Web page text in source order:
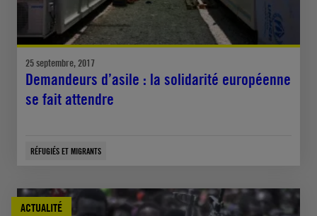
25 septembre, 2017
Demandeurs d’asile : la solidarité européenne
se fait attendre
RÉFUGIÉS ET MIGRANTS
ACTUALITÉ